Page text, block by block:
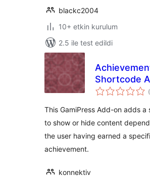
blackc2004
10+ etkin kurulum
2.5 ile test edildi
Shortcode
for
This GamiPress Add-on adds a
to show or hide content
the user having earned a
achievement.
konnektiv